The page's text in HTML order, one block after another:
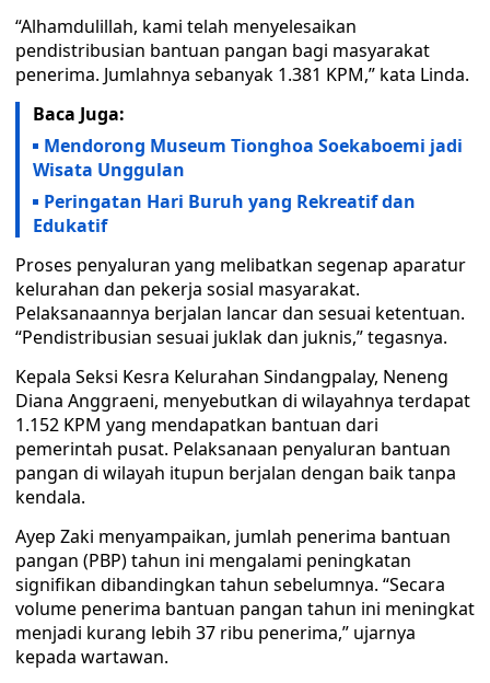
“Alhamdulillah, kami telah menyelesaikan
pendistribusian bantuan pangan bagi masyarakat
penerima. Jumlahnya sebanyak 1.381 KPM,” kata Linda.
Baca Juga:
Mendorong Museum Tionghoa Soekaboemi jadi
Wisata Unggulan
Peringatan Hari Buruh yang Rekreatif dan
Edukatif
Proses penyaluran yang melibatkan segenap aparatur
kelurahan dan pekerja sosial masyarakat.
Pelaksanaannya berjalan lancar dan sesuai ketentuan.
“Pendistribusian sesuai juklak dan juknis,” tegasnya.
Kepala Seksi Kesra Kelurahan Sindangpalay, Neneng
Diana Anggraeni, menyebutkan di wilayahnya terdapat
1.152 KPM yang mendapatkan bantuan dari
pemerintah pusat. Pelaksanaan penyaluran bantuan
pangan di wilayah itupun berjalan dengan baik tanpa
kendala.
Ayep Zaki menyampaikan, jumlah penerima bantuan
pangan (PBP) tahun ini mengalami peningkatan
signifikan dibandingkan tahun sebelumnya. “Secara
volume penerima bantuan pangan tahun ini meningkat
menjadi kurang lebih 37 ribu penerima,” ujarnya
kepada wartawan.